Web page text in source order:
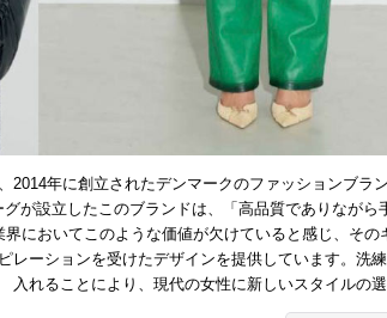
2014年に創立されたデンマークのファッションブラ
が設立したこのブランドは、「高品質でありながら
においてこのような価値が欠けていると感じ、その
ーションを受けたデザインを提供しています。
入れることにより、現代の女性に新しいスタイルの